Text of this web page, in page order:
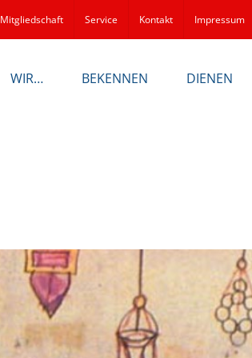
Mitgliedschaft Service Kontakt Impressum
WIR… BEKENNEN DIENEN